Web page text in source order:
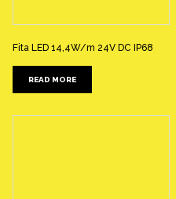
Fita LED 14,4W/m 24V DC IP68
READ MORE